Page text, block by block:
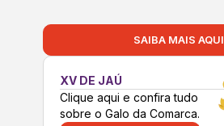
SAIBA MAIS AQUI
XV DE JAÚ
Clique aqui e confira tudo
sobre o Galo da Comarca.